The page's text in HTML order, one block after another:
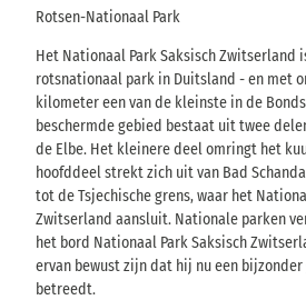
Rotsen-Nationaal Park
Het Nationaal Park Saksisch Zwitserland
rotsnationaal park in Duitsland - en met
kilometer een van de kleinste in de
beschermde gebied bestaat uit twee
de Elbe. Het kleinere deel omringt het
hoofddeel strekt zich uit van Bad
tot de Tsjechische grens, waar het
Zwitserland aansluit. Nationale parken
het bord Nationaal Park Saksisch
ervan bewust zijn dat hij nu een
betreedt.